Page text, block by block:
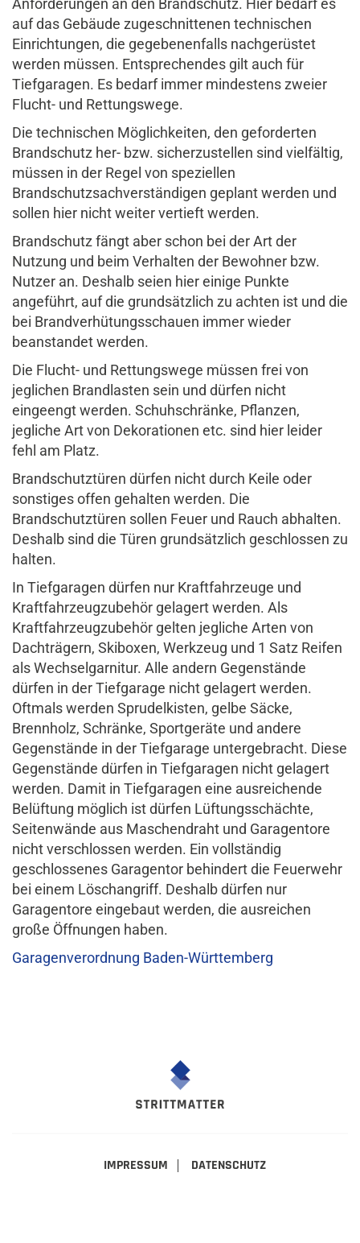
Anforderungen an den Brandschutz. Hier bedarf es
auf das Gebäude zugeschnittenen technischen
Einrichtungen, die gegebenenfalls nachgerüstet
werden müssen. Entsprechendes gilt auch für
Tiefgaragen. Es bedarf immer mindestens zweier
Flucht- und Rettungswege.
Die technischen Möglichkeiten, den geforderten
Brandschutz her- bzw. sicherzustellen sind vielfältig,
müssen in der Regel von speziellen
Brandschutzsachverständigen geplant werden und
sollen hier nicht weiter vertieft werden.
Brandschutz fängt aber schon bei der Art der
Nutzung und beim Verhalten der Bewohner bzw.
Nutzer an. Deshalb seien hier einige Punkte
angeführt, auf die grundsätzlich zu achten ist und die
bei Brandverhütungsschauen immer wieder
beanstandet werden.
Die Flucht- und Rettungswege müssen frei von
jeglichen Brandlasten sein und dürfen nicht
eingeengt werden. Schuhschränke, Pflanzen,
jegliche Art von Dekorationen etc. sind hier leider
fehl am Platz.
Brandschutztüren dürfen nicht durch Keile oder
sonstiges offen gehalten werden. Die
Brandschutztüren sollen Feuer und Rauch abhalten.
Deshalb sind die Türen grundsätzlich geschlossen zu
halten.
In Tiefgaragen dürfen nur Kraftfahrzeuge und
Kraftfahrzeugzubehör gelagert werden. Als
Kraftfahrzeugzubehör gelten jegliche Arten von
Dachträgern, Skiboxen, Werkzeug und 1 Satz Reifen
als Wechselgarnitur. Alle andern Gegenstände
dürfen in der Tiefgarage nicht gelagert werden.
Oftmals werden Sprudelkisten, gelbe Säcke,
Brennholz, Schränke, Sportgeräte und andere
Gegenstände in der Tiefgarage untergebracht. Diese
Gegenstände dürfen in Tiefgaragen nicht gelagert
werden. Damit in Tiefgaragen eine ausreichende
Belüftung möglich ist dürfen Lüftungsschächte,
Seitenwände aus Maschendraht und Garagentore
nicht verschlossen werden. Ein vollständig
geschlossenes Garagentor behindert die Feuerwehr
bei einem Löschangriff. Deshalb dürfen nur
Garagentore eingebaut werden, die ausreichen
große Öffnungen haben.
Garagenverordnung Baden-Württemberg
IMPRESSUM DATENSCHUTZ